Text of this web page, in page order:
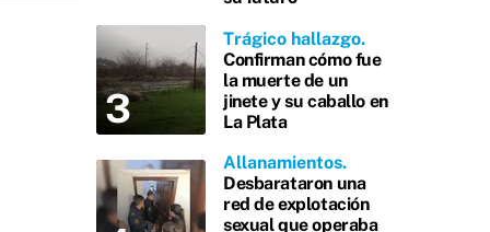
Trágico hallazgo
Confirman cómo fue
la muerte de un
jinete y su caballo en
La Plata
Allanamientos
Desbarataron una
red de explotación
sexual que operaba